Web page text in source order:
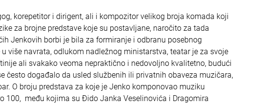
korepetitor i dirigent, ali i kompozitor velikog broja komada koji
za brojne predstave koje su postavljane, naročito za tada
Jenkovih borbi je bila za formiranje i odbranu posebnog
više navrata, odlukom nadležnog ministarstva, teatar je za svoje
ali svakako veoma nepraktično i nedovoljno kvalitetno, budući
često događalo da usled službenih ili privatnih obaveza muzičara,
O broju predstava za koje je Jenko komponovao muziku
100, među kojima su Đido Janka Veselinovića i Dragomira